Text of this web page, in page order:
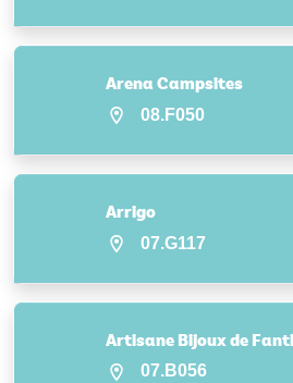
Arena Campsites
08.F050
Arrigo
07.G117
Artisane Bijoux de
07.B056